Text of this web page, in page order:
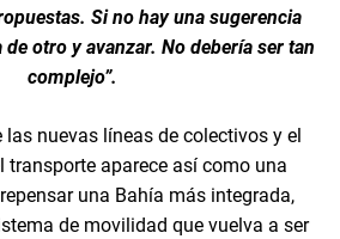
Si no hay una sugerencia
otro y avanzar. No debería ser tan
complejo”.
nuevas líneas de colectivos y el
transporte aparece así como una
una Bahía más integrada,
de movilidad que vuelva a ser